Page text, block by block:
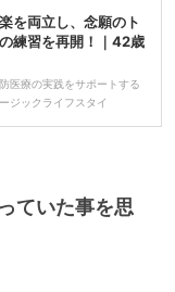
を両立し、念願のト
練習を再開！｜42歳
医療の実践をサポートする
ジックライフスタイ
ていた事を思